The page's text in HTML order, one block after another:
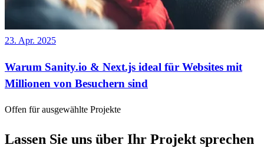
23. Apr. 2025
Warum Sanity.io & Next.js ideal für Websites mit
Millionen von Besuchern sind
Offen für ausgewählte Projekte
Lassen Sie uns über Ihr Projekt sprechen